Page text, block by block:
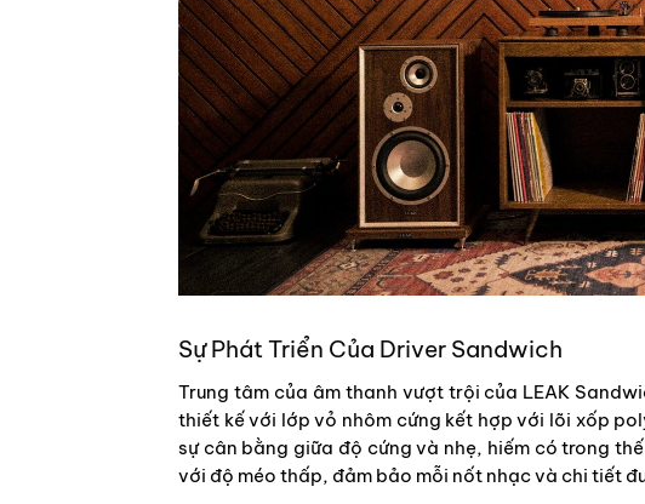
Sự Phát Triển Của Driver Sandwich
Trung tâm của âm thanh vượt trội của LEAK
thiết kế với lớp vỏ nhôm cứng kết hợp với lõi xốp
sự cân bằng giữa độ cứng và nhẹ, hiếm có trong
với độ méo thấp, đảm bảo mỗi nốt nhạc và chi tiết